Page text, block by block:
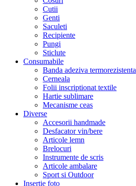
Cutii
Genti
Saculeti
Recipiente
Pungi
Sticlute
Consumabile
Banda adeziva termorezistenta
Cerneala
Folii inscriptionat textile
Hartie sublimare
Mecanisme ceas
Diverse
Accesorii handmade
Desfacator vin/bere
Articole lemn
Brelocuri
Instrumente de scris
Articole ambalare
Sport si Outdoor
Insertie foto